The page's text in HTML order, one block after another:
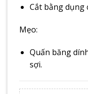
Cắt bằng dụng
Mẹo:
Quấn băng
sợi.